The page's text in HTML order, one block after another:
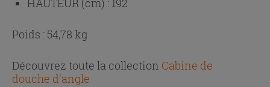
HAUTEUR (cm) : 192
Poids : 54,78 kg
Découvrez toute la collection Cabine de
douche d'angle